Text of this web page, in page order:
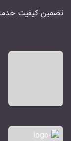
تضمین کیفیت